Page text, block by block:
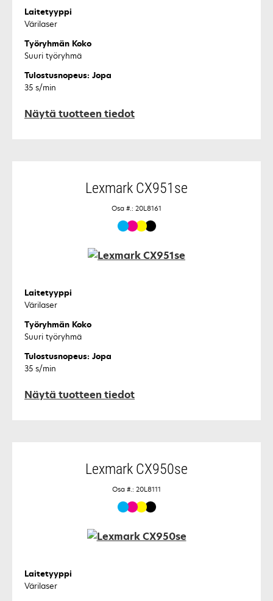
Laitetyyppi
Värilaser
Työryhmän Koko
Suuri työryhmä
Tulostusnopeus: Jopa
35 s/min
Näytä tuotteen tiedot
Lexmark CX951se
Osa #.: 20L8161
Laitetyyppi
Värilaser
Työryhmän Koko
Suuri työryhmä
Tulostusnopeus: Jopa
35 s/min
Näytä tuotteen tiedot
Lexmark CX950se
Osa #.: 20L8111
Laitetyyppi
Värilaser